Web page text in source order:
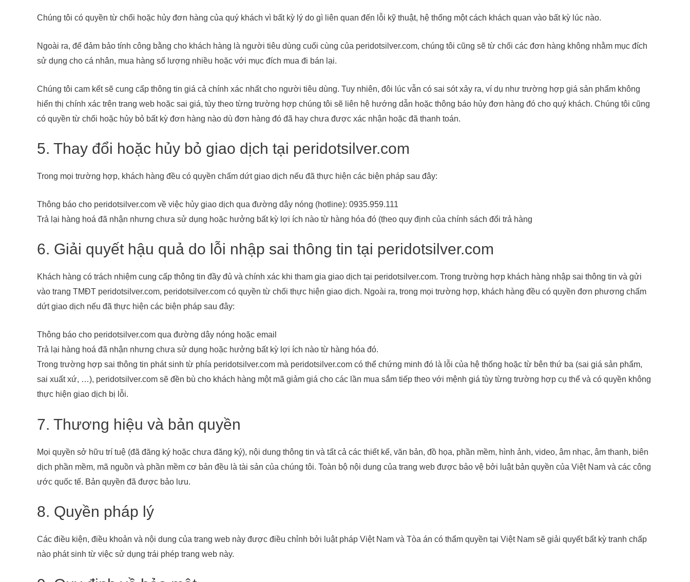
Chúng tôi có quyền từ chối hoặc hủy đơn hàng của quý khách vì bất kỳ lý do gì liên quan đến lỗi kỹ thuật, hệ thống một cách khách quan vào bất kỳ lúc nào.
Ngoài ra, để đảm bảo tính công bằng cho khách hàng là người tiêu dùng cuối cùng của peridotsilver.com, chúng tôi cũng sẽ từ chối các đơn hàng không nhằm mục đích
sử dụng cho cá nhân, mua hàng số lượng nhiều hoặc với mục đích mua đi bán lại.
Chúng tôi cam kết sẽ cung cấp thông tin giá cả chính xác nhất cho người tiêu dùng. Tuy nhiên, đôi lúc vẫn có sai sót xảy ra, ví dụ như trường hợp giá sản phẩm không
hiển thị chính xác trên trang web hoặc sai giá, tùy theo từng trường hợp chúng tôi sẽ liên hệ hướng dẫn hoặc thông báo hủy đơn hàng đó cho quý khách. Chúng tôi cũng
có quyền từ chối hoặc hủy bỏ bất kỳ đơn hàng nào dù đơn hàng đó đã hay chưa được xác nhận hoặc đã thanh toán.
5. Thay đổi hoặc hủy bỏ giao dịch tại peridotsilver.com
Trong mọi trường hợp, khách hàng đều có quyền chấm dứt giao dịch nếu đã thực hiện các biện pháp sau đây:
Thông báo cho peridotsilver.com về việc hủy giao dịch qua đường dây nóng (hotline): 0935.959.111
Trả lại hàng hoá đã nhận nhưng chưa sử dụng hoặc hưởng bất kỳ lợi ích nào từ hàng hóa đó (theo quy định của chính sách đổi trả hàng
6. Giải quyết hậu quả do lỗi nhập sai thông tin tại peridotsilver.com
Khách hàng có trách nhiệm cung cấp thông tin đầy đủ và chính xác khi tham gia giao dịch tại peridotsilver.com. Trong trường hợp khách hàng nhập sai thông tin và gửi
vào trang TMĐT peridotsilver.com, peridotsilver.com có quyền từ chối thực hiện giao dịch. Ngoài ra, trong mọi trường hợp, khách hàng đều có quyền đơn phương chấm
dứt giao dịch nếu đã thực hiện các biện pháp sau đây:
Thông báo cho peridotsilver.com qua đường dây nóng hoặc email
Trả lại hàng hoá đã nhận nhưng chưa sử dụng hoặc hưởng bất kỳ lợi ích nào từ hàng hóa đó.
Trong trường hợp sai thông tin phát sinh từ phía peridotsilver.com mà peridotsilver.com có thể chứng minh đó là lỗi của hệ thống hoặc từ bên thứ ba (sai giá sản phẩm,
sai xuất xứ, …), peridotsilver.com sẽ đền bù cho khách hàng một mã giảm giá cho các lần mua sắm tiếp theo với mệnh giá tùy từng trường hợp cụ thể và có quyền không
thực hiện giao dịch bị lỗi.
7. Thương hiệu và bản quyền
Mọi quyền sở hữu trí tuệ (đã đăng ký hoặc chưa đăng ký), nội dung thông tin và tất cả các thiết kế, văn bản, đồ họa, phần mềm, hình ảnh, video, âm nhạc, âm thanh, biên
dịch phần mềm, mã nguồn và phần mềm cơ bản đều là tài sản của chúng tôi. Toàn bộ nội dung của trang web được bảo vệ bởi luật bản quyền của Việt Nam và các công
ước quốc tế. Bản quyền đã được bảo lưu.
8. Quyền pháp lý
Các điều kiện, điều khoản và nội dung của trang web này được điều chỉnh bởi luật pháp Việt Nam và Tòa án có thẩm quyền tại Việt Nam sẽ giải quyết bất kỳ tranh chấp
nào phát sinh từ việc sử dụng trái phép trang web này.